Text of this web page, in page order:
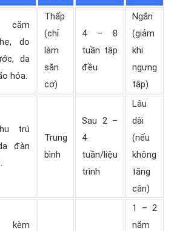
cằm
do
da
hóa.
Thấp
(chỉ
làm
săn
cơ)
4 – 8
tuần tập
đều
Ngắn
(giảm
khi
ngưng
tập)
trú
đàn
Trung
bình
Sau 2 –
4
tuần/liệu
trình
Lâu
dài
(nếu
không
tăng
cân)
1 – 2
năm